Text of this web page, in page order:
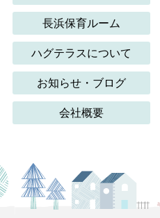
長浜保育ルーム
ハグテラスについて
お知らせ・ブログ
会社概要